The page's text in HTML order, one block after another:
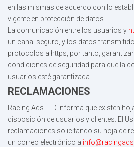
en las mismas de acuerdo con lo
vigente en protección de datos.
La comunicación entre los usuarios y
un canal seguro, y los datos
protocolos a https, por tanto,
condiciones de seguridad para que la
usuarios esté garantizada.
RECLAMACIONES
Racing Ads LTD informa que existen
disposición de usuarios y clientes. El
reclamaciones solicitando su hoja de
un correo electrónico a